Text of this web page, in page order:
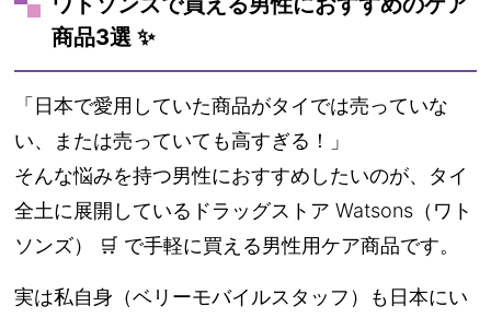
商品3選 ✨
「日本で愛用していた商品がタイでは売っていな
い、または売っていても高すぎる！」
そんな悩みを持つ男性におすすめしたいのが、タイ
全土に展開しているドラッグストアWatsons（ワト
ソンズ）
🛒 で手軽に買える男性用ケア商品です。
実は私自身（ベリーモバイルスタッフ）も日本にい